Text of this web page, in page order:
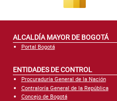
ALCALDÍA MAYOR DE BOGOTÁ
Portal Bogotá
ENTIDADES DE CONTROL
Procuraduría General de la Nación
Contraloría General de la República
Concejo de Bogotá